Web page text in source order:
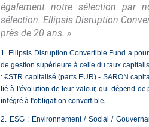
également notre sélection par
sélection. Ellipsis Disruption
près de 20 ans. »
1. Ellipsis Disruption Convertible Fund a
de gestion supérieure à celle du taux
: €STR capitalisé (parts EUR) - SARON
lié à l'évolution de leur valeur, qui dépend
intégré à l'obligation convertible.
2. ESG : Environnement / Social /